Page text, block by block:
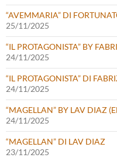
“AVEMMARIA” DI
25/11/2025
“IL PROTAGONISTA” BY
24/11/2025
“IL PROTAGONISTA” DI
24/11/2025
“MAGELLAN” BY LAV DIAZ
24/11/2025
“MAGELLAN” DI LAV DIAZ
23/11/2025